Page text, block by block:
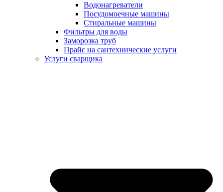
Водонагреватели
Посудомоечные машины
Стиральные машины
Фильтры для воды
Заморозка труб
Прайс на сантехнические услуги
Услуги сварщика